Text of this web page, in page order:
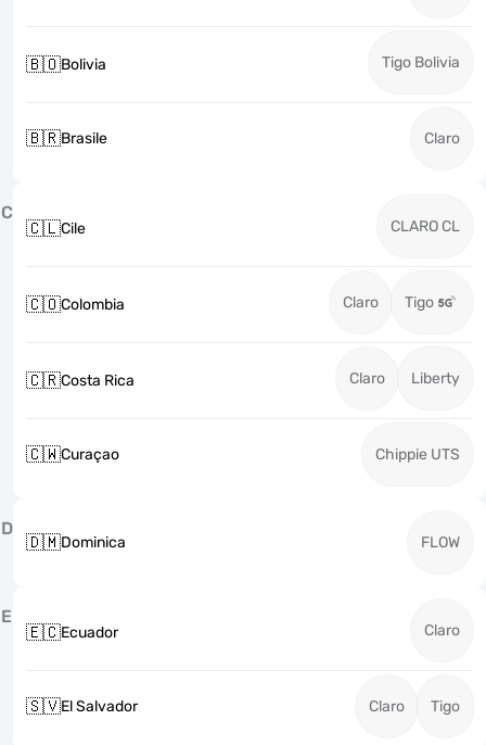
🇧🇴Bolivia Tigo Bolivia
🇧🇷Brasile Claro
C
🇨🇱Cile CLARO CL
🇨🇴Colombia Claro Tigo
🇨🇷Costa Rica Claro Liberty
🇨🇼Curaçao Chippie UTS
D
🇩🇲Dominica FLOW
E
🇪🇨Ecuador Claro
🇸🇻El Salvador Claro Tigo